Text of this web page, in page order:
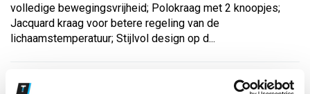
volledige bewegingsvrijheid; Polokraag met 2 knoopjes;
Jacquard kraag voor betere regeling van de
lichaamstemperatuur; Stijlvol design op d...
Bekijk andere kleuren